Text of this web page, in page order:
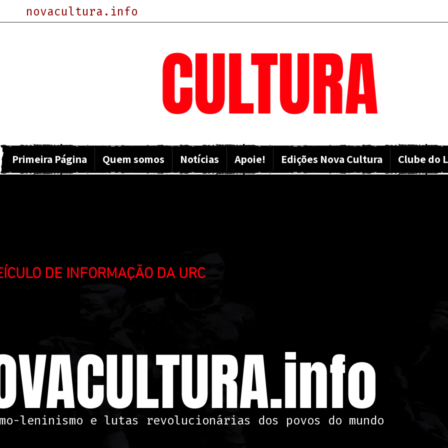
novacultura.info
CULTURA
Primeira Página Quem somos Notícias Apoie! Edições Nova Cultura Clube do
DE INFORMAÇÃO DA URC
leninismo e lutas revolucionárias dos povos do mundo